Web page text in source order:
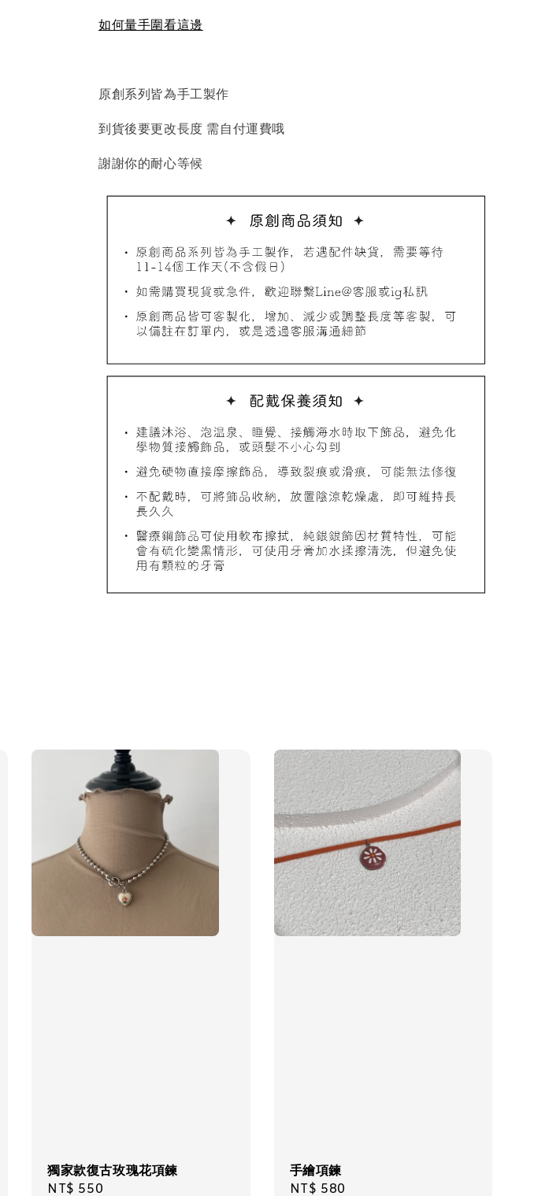
質感飾品收納盒
NT$ 298
NT$ 399
- +
加入購物車
飾品禮物盒加價購
加入購物車
如何量手圍看這邊
原創系列皆為手工製作
到貨後要更改長度 需自付運費哦
謝謝你的耐心等候
獨家款復古玫瑰花項鍊
Regular
NT$ 550
手繪項鍊
Regular
NT$ 580